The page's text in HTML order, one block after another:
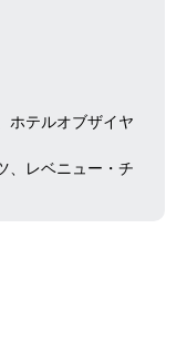
ホテルオブザイヤ
、レベニュー・チ